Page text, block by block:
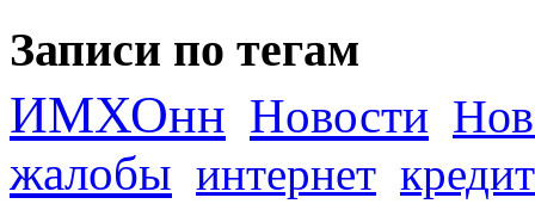
Записи по тегам
ИМХОнн Новости
жалобы интернет кредит